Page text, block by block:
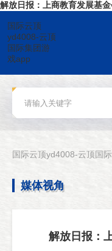
解放日报：上商教育发展基
国际云顶
yd4008-云顶
国际集团游
戏app
国际云顶yd4008-云顶国
媒体视角
解放日报：